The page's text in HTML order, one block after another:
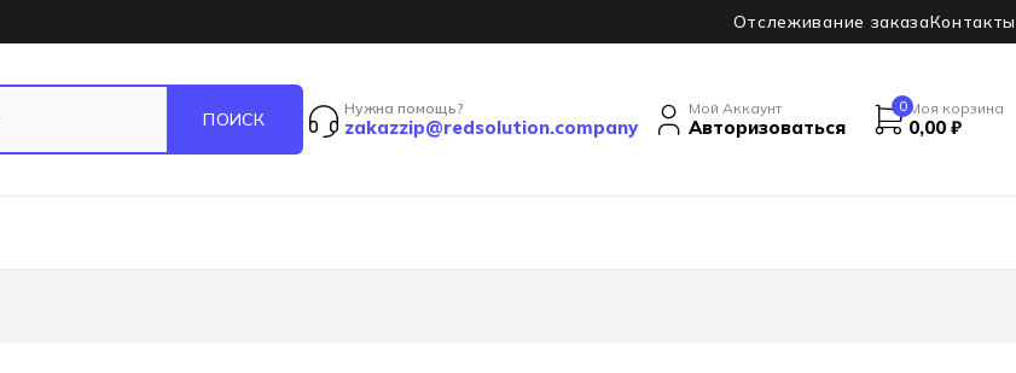
Отслеживание заказаКонтакты
Нужна помощь?
zakazzip@redsolution.company
Мой Аккаунт
Авторизоваться
0 Моя корзина
0,00 ₽